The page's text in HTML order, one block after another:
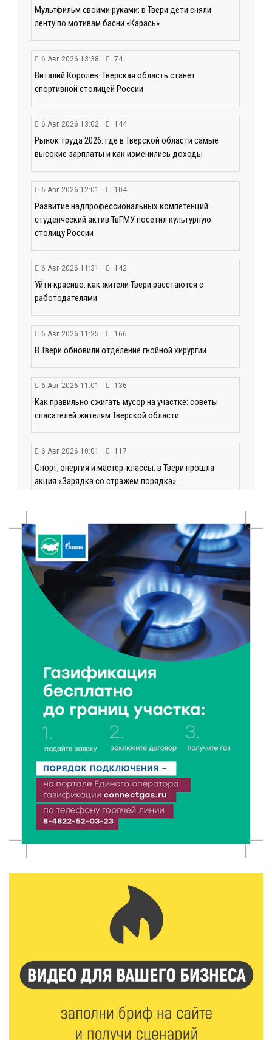
Мультфильм своими руками: в Твери дети сняли
ленту по мотивам басни «Карась»
6 Авг 2026 13:38 74
Виталий Королев: Тверская область станет
спортивной столицей России
6 Авг 2026 13:02 144
Рынок труда 2026: где в Тверской области самые
высокие зарплаты и как изменились доходы
6 Авг 2026 12:01 104
Развитие надпрофессиональных компетенций:
студенческий актив ТвГМУ посетил культурную
столицу России
6 Авг 2026 11:31 142
Уйти красиво: как жители Твери расстаются с
работодателями
6 Авг 2026 11:25 166
В Твери обновили отделение гнойной хирургии
6 Авг 2026 11:01 136
Как правильно сжигать мусор на участке: советы
спасателей жителям Тверской области
6 Авг 2026 10:01 117
Спорт, энергия и мастер-классы: в Твери прошла
акция «Зарядка со стражем порядка»
От хип-хопа до латины: как провести вечер 6
августа с пользой и драйвом
6 Авг 2026 08:40 151
Переменная облачность и кратковременный
дождь: что ждёт жителей Тверской области
В Твери открываются две масштабные выставки
известных художников
5 Авг 2026 23:02 404
В парке Твери прошла познавательная акция от
Госавтоинспекции
5 Авг 2026 22:02 388
Названы самые грамотные профессии по итогам
«Тотального диктанта»
От детских площадок до спортивных арен: в
Калининском округе подвели итоги программы
поддержки местных инициатив
306
центром всероссийского велоспорта
Туристический азарт и командный дух: в
Максатихинском округе завершился молодёжный